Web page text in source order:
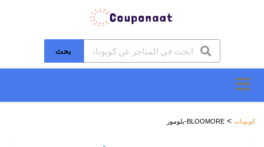
بحث
إلى
المحتوى
كوبونات > BLOOMORE-بلومور